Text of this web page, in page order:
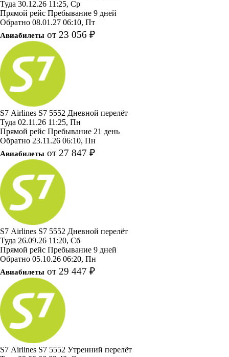
Туда 30.12.26 11:25, Ср
Прямой рейс Пребывание 9 дней
Обратно 08.01.27 06:10, Пт
Авиабилеты от 23 056 ₽
S7 Airlines S7 5552 Дневной перелёт
Туда 02.11.26 11:25, Пн
Прямой рейс Пребывание 21 день
Обратно 23.11.26 06:10, Пн
Авиабилеты от 27 847 ₽
S7 Airlines S7 5552 Дневной перелёт
Туда 26.09.26 11:20, Сб
Прямой рейс Пребывание 9 дней
Обратно 05.10.26 06:20, Пн
Авиабилеты от 29 447 ₽
S7 Airlines S7 5552 Утренний перелёт